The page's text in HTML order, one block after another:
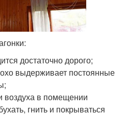
достаточно дорого;
выдерживает постоянные
воздуха в помещении
гнить и покрываться